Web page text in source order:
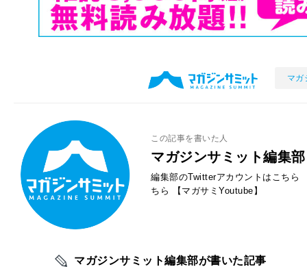
マガ
この記事を書いた人
マガジンサミット編集部
編集部のTwitterアカウントはこちら
ちら
【マガサミYoutube】
マガジンサミット編集部が書いた記事